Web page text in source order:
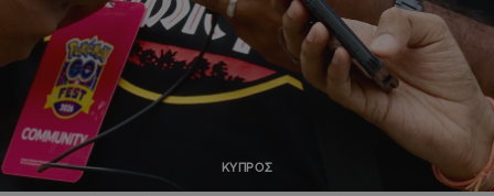
ΚΥΠΡΟΣ